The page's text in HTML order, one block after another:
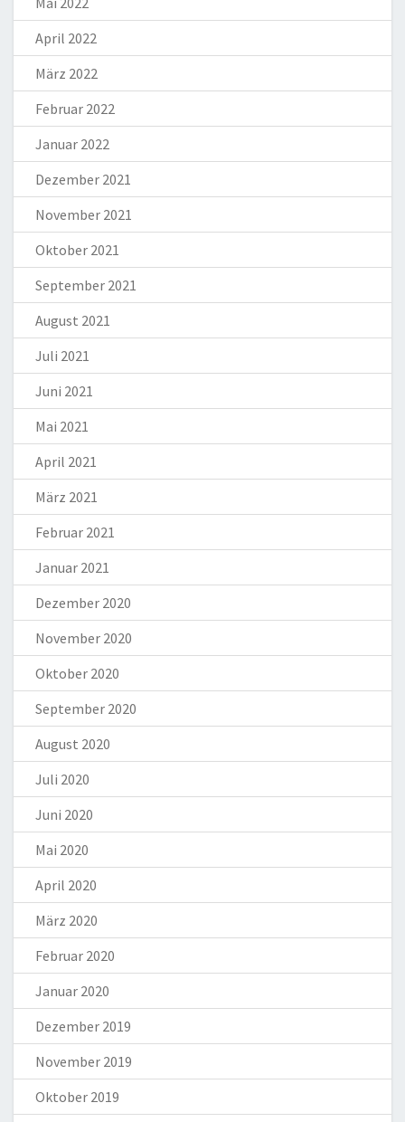
April 2022
März 2022
Februar 2022
Januar 2022
Dezember 2021
November 2021
Oktober 2021
September 2021
August 2021
Juli 2021
Juni 2021
Mai 2021
April 2021
März 2021
Februar 2021
Januar 2021
Dezember 2020
November 2020
Oktober 2020
September 2020
August 2020
Juli 2020
Juni 2020
Mai 2020
April 2020
März 2020
Februar 2020
Januar 2020
Dezember 2019
November 2019
Oktober 2019